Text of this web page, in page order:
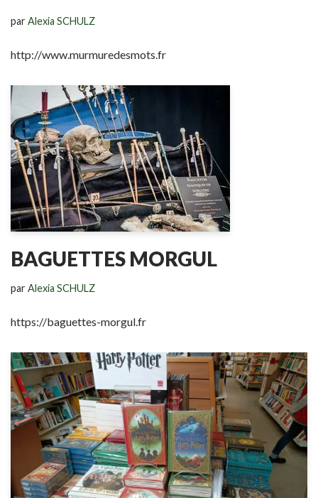
parAlexia SCHULZ
http://www.murmuredesmots.fr
BAGUETTES MORGUL
parAlexia SCHULZ
https://baguettes-morgul.fr